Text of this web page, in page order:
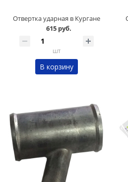
Отвертка ударная в Кургане
615 руб.
шт
В корзину